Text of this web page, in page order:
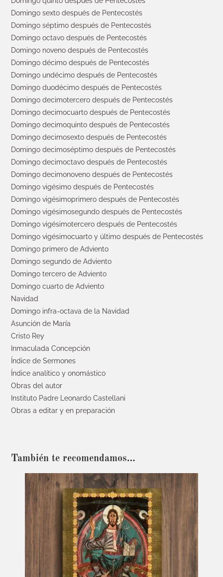
Domingo sexto después de Pentecostés
Domingo séptimo después de Pentecostés
Domingo octavo después de Pentecostés
Domingo noveno después de Pentecostés
Domingo décimo después de Pentecostés
Domingo undécimo después de Pentecostés
Domingo duodécimo después de Pentecostés
Domingo decimotercero después de Pentecostés
Domingo decimocuarto después de Pentecostés
Domingo decimoquinto después de Pentecostés
Domingo decimosexto después de Pentecostés
Domingo decimoséptimo después de Pentecostés
Domingo decimoctavo después de Pentecostés
Domingo decimonoveno después de Pentecostés
Domingo vigésimo después de Pentecostés
Domingo vigésimoprimero después de Pentecostés
Domingo vigésimosegundo después de Pentecostés
Domingo vigésimotercero después de Pentecostés
Domingo vigésimocuarto y último después de Pentecostés
Domingo primero de Adviento
Domingo segundo de Adviento
Domingo tercero de Adviento
Domingo cuarto de Adviento
Navidad
Domingo infra-octava de la Navidad
Asunción de María
Cristo Rey
Inmaculada Concepción
Índice de Sermones
Índice analítico y onomástico
Obras del autor
Instituto Padre Leonardo Castellani
Obras a editar y en preparación
También te recomendamos…